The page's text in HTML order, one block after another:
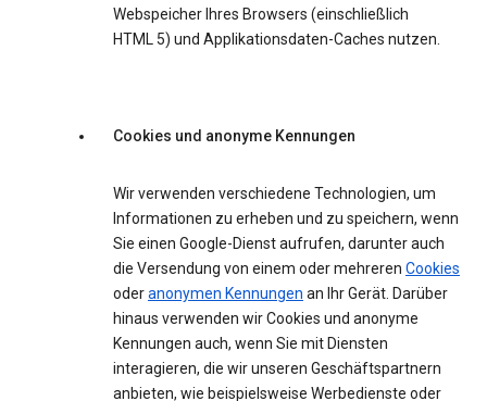
Webspeicher Ihres Browsers (einschließlich
HTML 5) und Applikationsdaten-Caches nutzen.
Cookies und anonyme Kennungen
Wir verwenden verschiedene Technologien, um
Informationen zu erheben und zu speichern, wenn
Sie einen Google-Dienst aufrufen, darunter auch
die Versendung von einem oder mehreren Cookies
oderanonymen Kennungen an Ihr Gerät. Darüber
hinaus verwenden wir Cookies und anonyme
Kennungen auch, wenn Sie mit Diensten
interagieren, die wir unseren Geschäftspartnern
anbieten, wie beispielsweise Werbedienste oder